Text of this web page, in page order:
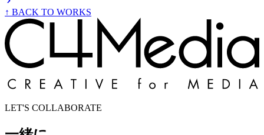
↑ BACK TO WORKS
LET'S COLLABORATE